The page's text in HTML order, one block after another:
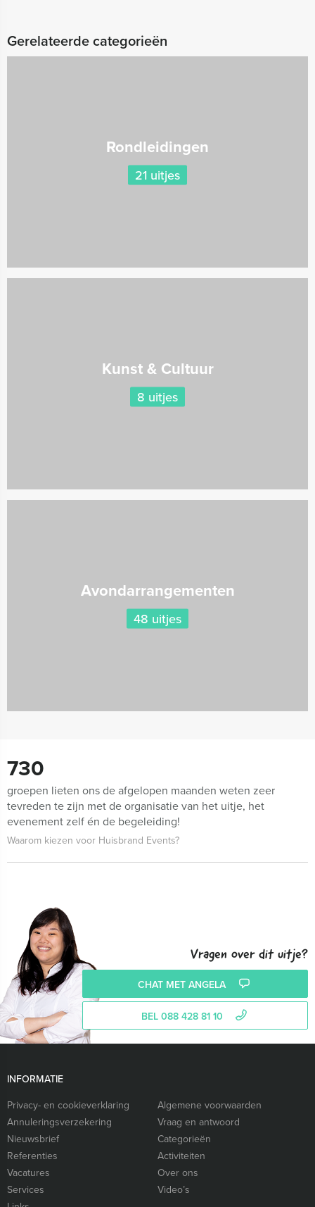
Gerelateerde categorieën
Rondleidingen
21 uitjes
Kunst & Cultuur
8 uitjes
Avondarrangementen
48 uitjes
730
groepen lieten ons de afgelopen maanden weten zeer
tevreden te zijn met de organisatie van het uitje, het
evenement zelf én de begeleiding!
Waarom kiezen voor Huisbrand Events?
Vragen over dit uitje?
CHAT MET ANGELA
BEL 088 428 81 10
INFORMATIE
Privacy- en cookieverklaring
Algemene voorwaarden
Annuleringsverzekering
Vraag en antwoord
Nieuwsbrief
Categorieën
Referenties
Activiteiten
Vacatures
Over ons
Services
Video’s